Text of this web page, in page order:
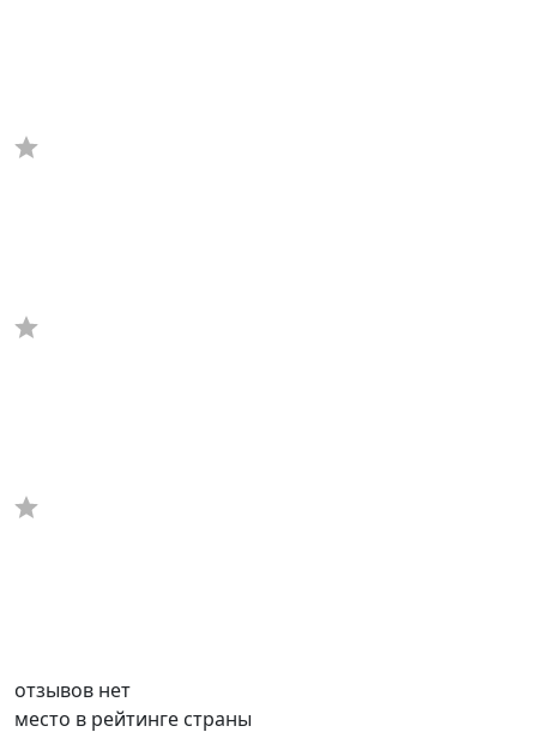
отзывов нет
место в рейтинге страны